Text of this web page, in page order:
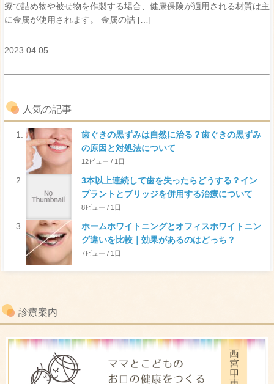
療で詰め物や被せ物を作製する場合、健康保険が適用される材質は主
に金属が使用されます。 金属の詰 […]
2023.04.05
人気の記事
歯ぐきの黒ずみは自然に治る？歯ぐきの黒ずみ
の原因と対処法について
12ビュー / 1日
3本以上連続して歯を失ったらどうする？イン
プラントとブリッジを併用する治療について
8ビュー / 1日
ホームホワイトニングとオフィスホワイトニン
グ違いを比較｜効果があるのはどっち？
7ビュー / 1日
診療案内